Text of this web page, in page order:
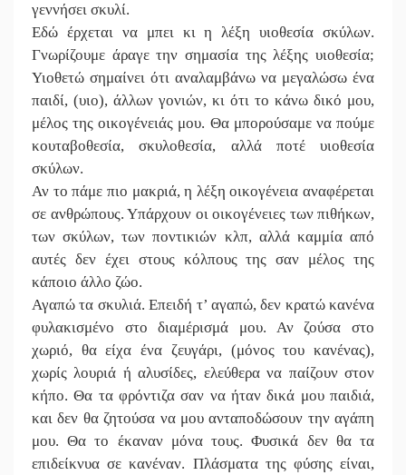
γεννήσει σκυλί.
Εδώ έρχεται να μπει κι η λέξη υιοθεσία σκύλων.
Γνωρίζουμε άραγε την σημασία της λέξης υιοθεσία;
Υιοθετώ σημαίνει ότι αναλαμβάνω να μεγαλώσω ένα
παιδί, (υιο), άλλων γονιών, κι ότι το κάνω δικό μου,
μέλος της οικογένειάς μου. Θα μπορούσαμε να πούμε
κουταβοθεσία, σκυλοθεσία, αλλά ποτέ υιοθεσία
σκύλων.
Αν το πάμε πιο μακριά, η λέξη οικογένεια αναφέρεται
σε ανθρώπους. Υπάρχουν οι οικογένειες των πιθήκων,
των σκύλων, των ποντικιών κλπ, αλλά καμμία από
αυτές δεν έχει στους κόλπους της σαν μέλος της
κάποιο άλλο ζώο.
Αγαπώ τα σκυλιά. Επειδή τ’ αγαπώ, δεν κρατώ κανένα
φυλακισμένο στο διαμέρισμά μου. Αν ζούσα στο
χωριό, θα είχα ένα ζευγάρι, (μόνος του κανένας),
χωρίς λουριά ή αλυσίδες, ελεύθερα να παίζουν στον
κήπο. Θα τα φρόντιζα σαν να ήταν δικά μου παιδιά,
και δεν θα ζητούσα να μου ανταποδώσουν την αγάπη
μου. Θα το έκαναν μόνα τους. Φυσικά δεν θα τα
επιδείκνυα σε κανέναν. Πλάσματα της φύσης είναι,